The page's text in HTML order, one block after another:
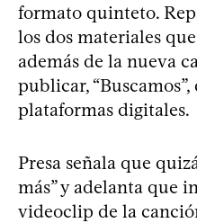
formato quinteto.
los dos materiales
además de la nueva
publicar,
plataformas digitales.
Presa señala que
más” y adelanta que
videoclip de la